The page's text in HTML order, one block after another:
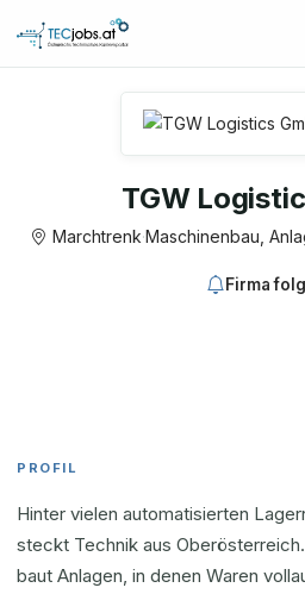
TGW
Marchtrenk·Maschinenbau,
Firma
PROFIL
Hinter vielen automatisierten
steckt Technik aus
baut Anlagen, in denen Waren